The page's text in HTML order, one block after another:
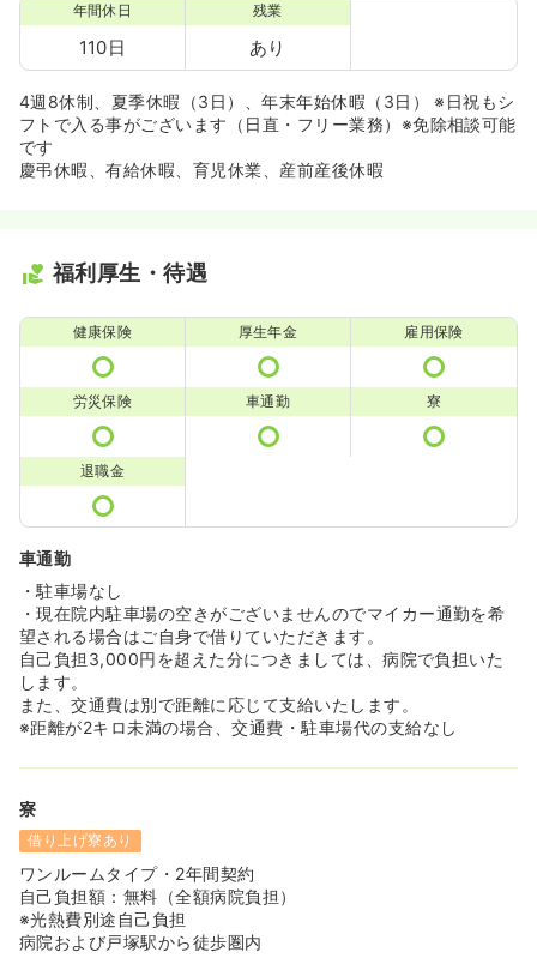
年間休日
110日
残業
あり
4週8休制、夏季休暇（3日）、年末年始休暇（3日） ※日祝もシ
フトで入る事がございます（日直・フリー業務）※免除相談可能
です
慶弔休暇、有給休暇、育児休業、産前産後休暇
福利厚生・待遇
健康保険 厚生年金 雇用保険
労災保険 車通勤 寮
退職金
車通勤
・駐車場なし
・現在院内駐車場の空きがございませんのでマイカー通勤を希
望される場合はご自身で借りていただきます。
自己負担3,000円を超えた分につきましては、病院で負担いた
します。
また、交通費は別で距離に応じて支給いたします。
※距離が2キロ未満の場合、交通費・駐車場代の支給なし
寮
借り上げ寮あり
ワンルームタイプ・2年間契約
自己負担額：無料（全額病院負担）
※光熱費別途自己負担
病院および戸塚駅から徒歩圏内